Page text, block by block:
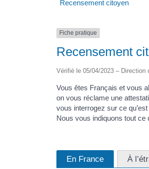
Recensement citoyen
Fiche pratique
Recensement
Vérifié le 05/04/2023 – Direction
Vous êtes Français et vous
on vous réclame une
vous interrogez sur ce qu’est
Nous vous indiquons tout ce
En France À